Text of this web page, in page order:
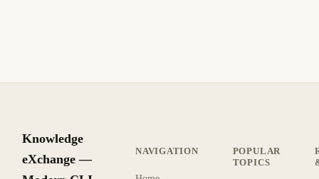
Knowledge
eXchange —
NAVIGATION
POPULAR
TOPICS